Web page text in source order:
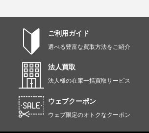
ご利用ガイド
選べる豊富な買取方法をご紹介
法人買取
法人様の在庫一括買取サービス
ウェブクーポン
ウェブ限定のオトクなクーポン